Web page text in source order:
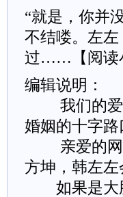
“就是，你并
不结喽。左
过……【阅读
编辑说明：
我们的爱情
婚姻的十字路
亲爱的网
方坤，韩左左
如果是大